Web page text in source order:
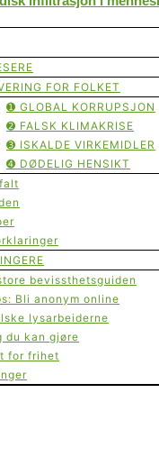
FOR FOLKET
➊ GLOBAL KORRUPSJON
➋ FALSK KLIMAKRISE
➌ ISKALDE VIRKEMIDLER
➍ DØDELIG HENSIKT
bevissthetsguiden
Bli anonym online
lysarbeiderne
du kan gjøre
for frihet